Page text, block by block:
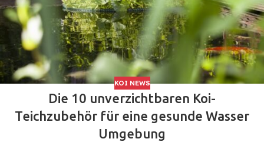
KOI NEWS
Die 10 unverzichtbaren Koi-
Teichzubehör für eine gesunde Wasser
Umgebung